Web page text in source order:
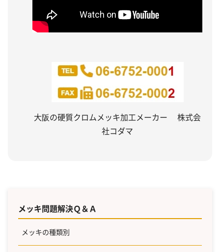
大阪の硬質クロムメッキ加工メーカー 株式会
社コダマ
メッキ問題解決Ｑ＆Ａ
メッキの種類別